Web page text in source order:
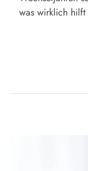
was wirklich